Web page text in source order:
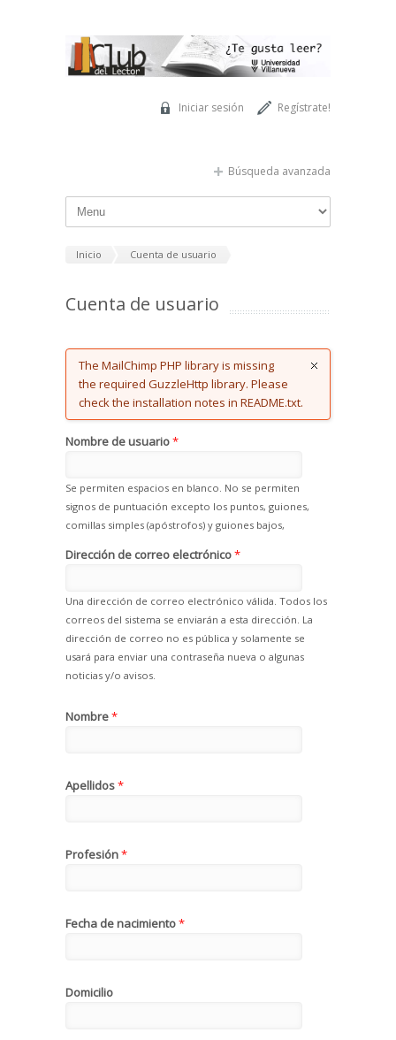
Regístrate!
Iniciar sesión
Búsqueda avanzada
Inicio Cuenta de usuario
Cuenta de usuario
Error message
The MailChimp PHP library is missing
the required GuzzleHttp library. Please
check the installation notes in README.txt.
Nombre de usuario*
Se permiten espacios en blanco. No se permiten
signos de puntuación excepto los puntos, guiones,
comillas simples (apóstrofos) y guiones bajos,
Dirección de correo electrónico*
Una dirección de correo electrónico válida. Todos los
correos del sistema se enviarán a esta dirección. La
dirección de correo no es pública y solamente se
usará para enviar una contraseña nueva o algunas
noticias y/o avisos.
Nombre*
Apellidos*
Profesión*
Fecha de nacimiento*
Domicilio